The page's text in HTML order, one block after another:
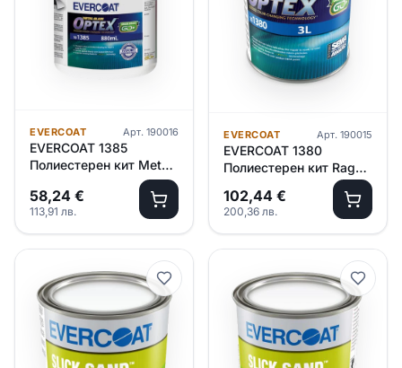
EVERCOAT Арт. 190016
EVERCOAT 1385
Полиестерен кит Metal
Glaze Optex – 0.800л
58,24 €
113,91 лв.
EVERCOAT Арт. 190015
EVERCOAT 1380
Полиестерен кит Rage
102,44 €
200,36 лв.